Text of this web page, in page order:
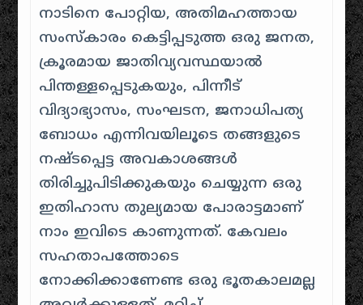
നാടിനെ പോറ്റിയ, അതിമഹത്തായ
സംസ്കാരം കെട്ടിപ്പടുത്ത ഒരു ജനത,
ക്രൂരമായ ജാതിവ്യവസ്ഥയാൽ
പിന്തള്ളപ്പെടുകയും, പിന്നീട്
വിദ്യാഭ്യാസം, സംഘടന, ജനാധിപത്യ
ബോധം എന്നിവയിലൂടെ തങ്ങളുടെ
നഷ്ടപ്പെട്ട അവകാശങ്ങൾ
തിരിച്ചുപിടിക്കുകയും ചെയ്യുന്ന ഒരു
ഇതിഹാസ തുല്യമായ പോരാട്ടമാണ്
നാം ഇവിടെ കാണുന്നത്. കേവലം
സഹതാപത്തോടെ
നോക്കിക്കാണേണ്ട ഒരു ഭൂതകാലമല്ല